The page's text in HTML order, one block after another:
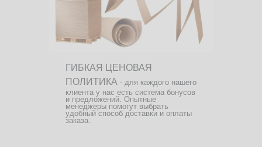
ГИБКАЯ ЦЕНОВАЯ
ПОЛИТИКА - для каждого нашего
клиента у нас есть система бонусов
и предложений. Опытные
менеджеры помогут выбрать
удобный способ доставки и оплаты
заказа.